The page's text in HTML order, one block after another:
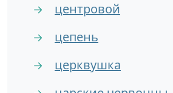
→ центровой
→ цепень
→ церквушка